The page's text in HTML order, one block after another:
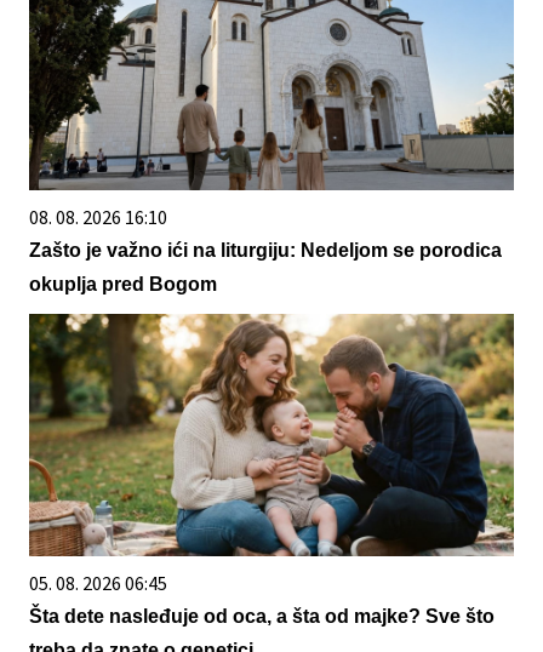
08. 08. 2026 16:10
Zašto je važno ići na liturgiju: Nedeljom se porodica
okuplja pred Bogom
05. 08. 2026 06:45
Šta dete nasleđuje od oca, a šta od majke? Sve što